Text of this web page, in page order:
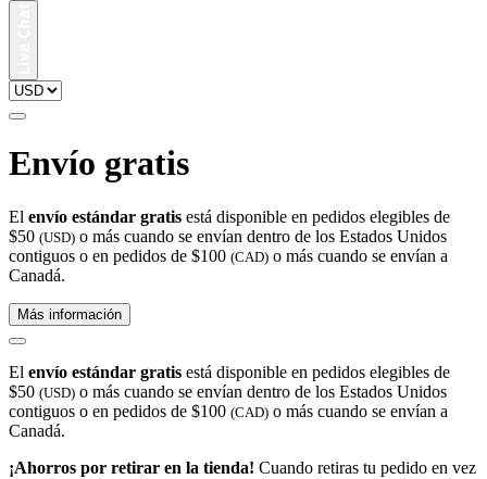
Envío gratis
El envío estándar gratis está disponible en pedidos elegibles de
$50 (USD) o más cuando se envían dentro de los Estados Unidos
contiguos o en pedidos de $100 (CAD) o más cuando se envían a
Canadá.
Más información
El envío estándar gratis está disponible en pedidos elegibles de
$50 (USD) o más cuando se envían dentro de los Estados Unidos
contiguos o en pedidos de $100 (CAD) o más cuando se envían a
Canadá.
¡Ahorros por retirar en la tienda! Cuando retiras tu pedido en vez